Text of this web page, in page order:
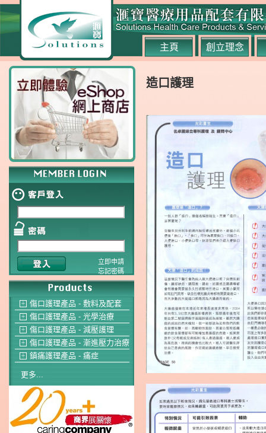
主頁 創立理念
立即申請
忘記密碼
＋ 傷口護理產品 - 敷料及配套
＋ 傷口護理產品 - 光學治療
＋ 傷口護理產品 - 減壓護理
＋ 傷口護理產品 - 漸進壓力治療
＋ 鎮痛護理產品 - 痛症
更多...
造口護理